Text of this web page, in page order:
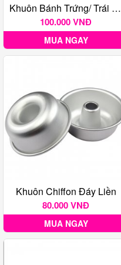
Khuôn Bánh Trứng/ Trái Sáng Chống Dính
100.000 VNĐ
MUA NGAY
Khuôn Chiffon Đáy Liền
80.000 VNĐ
MUA NGAY